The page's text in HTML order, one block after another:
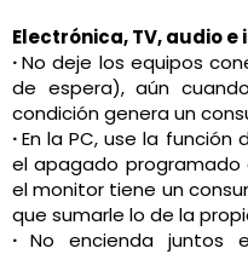
Electrónica, TV, audio
·No deje los equipos
de espera), aún
condición genera un
·En la PC, use la
el apagado programado
el monitor tiene un
que sumarle lo de la
· No encienda juntos